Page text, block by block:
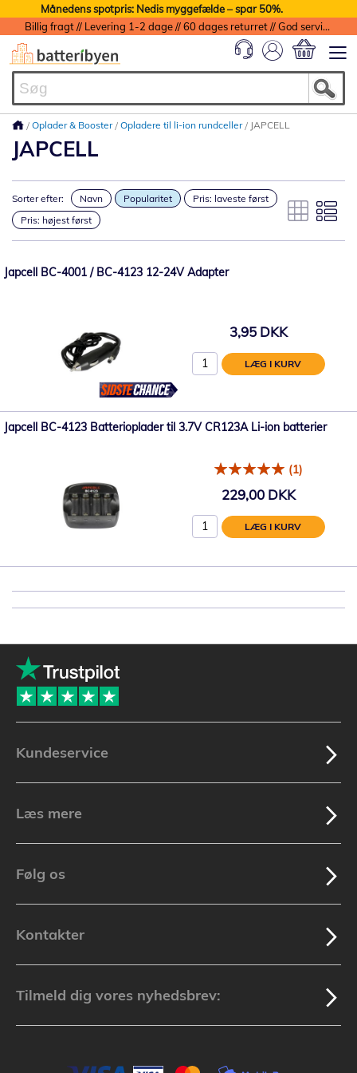
Månedens spotpris: Nedis myggefælde – spar 50%.
Billig fragt // Levering 1-2 dage // 60 dages returret // God service med garanti
Oplader & Booster Opladere til li-ion rundceller JAPCELL
JAPCELL
Sorter efter: Navn Popularitet
Pris: laveste først
Pris: højest først
Japcell BC-4001 / BC-4123 12-24V Adapter
3,95 DKK
LÆG I KURV
Japcell BC-4123 Batterioplader til 3.7V CR123A Li-ion batterier
(1)
229,00 DKK
LÆG I KURV
Kundeservice
Læs mere
Følg os
Kontakter
Tilmeld dig vores nyhedsbrev: